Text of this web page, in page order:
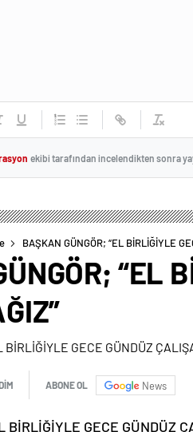
ekibi tarafından incelendikten sonra
BAŞKAN GÜNGÖR; “EL BİRLİĞİYLE
“EL
ABONE OL News
BİRLİĞİYLE GECE GÜNDÜZ